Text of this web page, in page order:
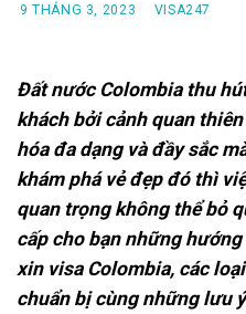
9 THÁNG 3, 2023 VISA247
Đất nước Colombia thu
khách bởi cảnh quan
hóa đa dạng và đầy sắc
khám phá vẻ đẹp đó thì
quan trọng không thể bỏ
cấp cho bạn những
xin visa Colombia, các
chuẩn bị cùng những lưu